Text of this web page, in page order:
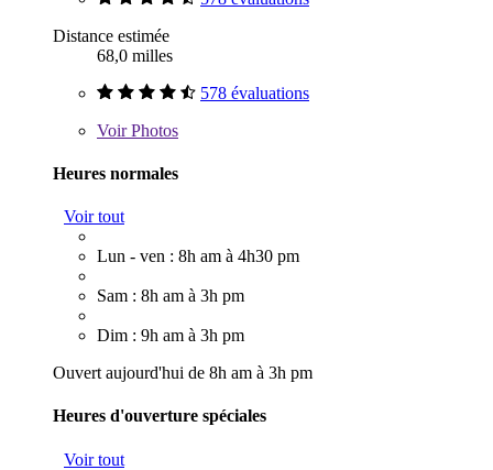
Distance estimée
68,0 milles
578 évaluations
VoirPhotos
Heures normales
Voir tout
Lun - ven : 8h am à 4h30 pm
Sam : 8h am à 3h pm
Dim : 9h am à 3h pm
Ouvert aujourd'hui de 8h am à 3h pm
Heures d'ouverture spéciales
Voir tout